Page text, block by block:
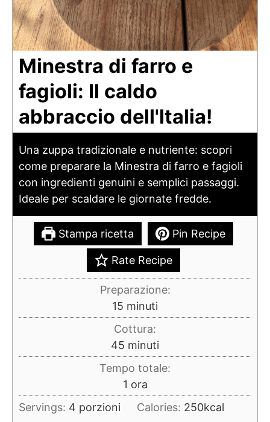
Minestra di farro e
fagioli: Il caldo
abbraccio dell'Italia!
Una zuppa tradizionale e nutriente: scopri
come preparare la Minestra di farro e fagioli
con ingredienti genuini e semplici passaggi.
Ideale per scaldare le giornate fredde.
Stampa ricetta Pin Recipe
Rate Recipe
Preparazione:
15 minuti
minuti
Cottura:
45 minuti
minuti
Tempo totale:
1 ora
ora
Servings: 4 porzioni Calories: 250kcal